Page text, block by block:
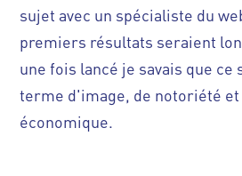
sujet avec un spécialiste du
premiers résultats seraient
une fois lancé je savais que ce
terme d'image, de notoriété
économique.